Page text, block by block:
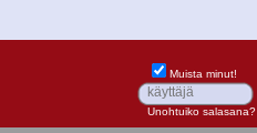
Muista minut!
Unohtuiko salasana?